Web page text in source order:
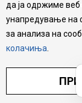
можеме да
комплетни и
нашата
да ја одржиме веб
унапредување на
за анализа на
колачиња